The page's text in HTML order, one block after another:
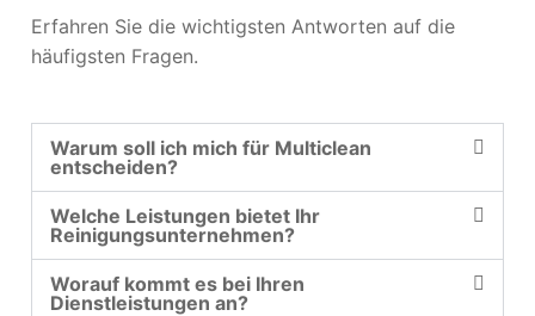
Erfahren Sie die wichtigsten Antworten auf die
häufigsten Fragen.
Warum soll ich mich für Multiclean
entscheiden?
Welche Leistungen bietet Ihr
Reinigungsunternehmen?
Worauf kommt es bei Ihren
Dienstleistungen an?